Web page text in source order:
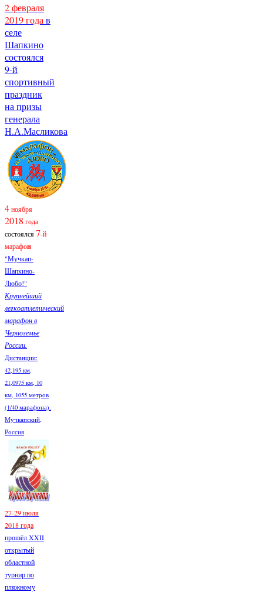
2 февраля
2019 года в
селе
Шапкино
состоялся
9-й
спортивный
праздник
на призы
генерала
Н.А.Масликова
4ноября
2018 года
состоялся7-й
марафон
"Мучкап-
Шапкино-
Любо!"
Крупнейший
легкоатлетический
марафон в
Черноземье
России.
Дистанции:
42,195 км,
21,0975 км, 10
км, 1055 метров
(1/40 марафона).
Мучкапский,
Россия
27-29 июля
2018 года
прошёл XXII
открытый
областной
турнир по
пляжному